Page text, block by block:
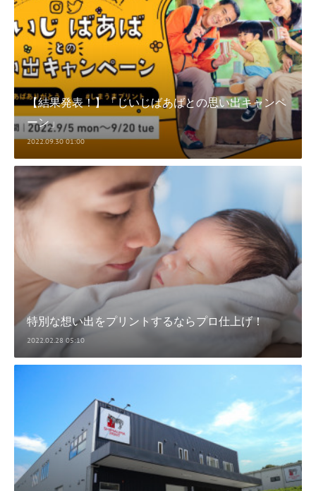
【結果発表！】「じいじばあばとの思い出キャンペ
ーン」
2022.09.30 01:00
特別な想い出をプリントするならプロ仕上げ！
2022.02.28 05:10